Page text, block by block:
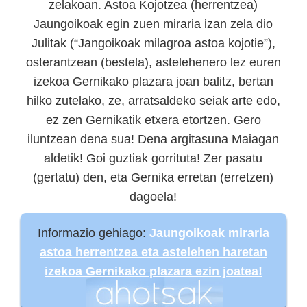
zelakoan. Astoa Kojotzea (herrentzea)
Jaungoikoak egin zuen miraria izan zela dio
Julitak (“Jangoikoak milagroa astoa kojotie”),
osterantzean (bestela), astelehenero lez euren
izekoa Gernikako plazara joan balitz, bertan
hilko zutelako, ze, arratsaldeko seiak arte edo,
ez zen Gernikatik etxera etortzen. Gero
iluntzean dena sua! Dena argitasuna Maiagan
aldetik! Goi guztiak gorrituta! Zer pasatu
(gertatu) den, eta Gernika erretan (erretzen)
dagoela!
Informazio gehiago: Jaungoikoak miraria
astoa herrentzea eta astelehen haretan
izekoa Gernikako plazara ezin joatea!